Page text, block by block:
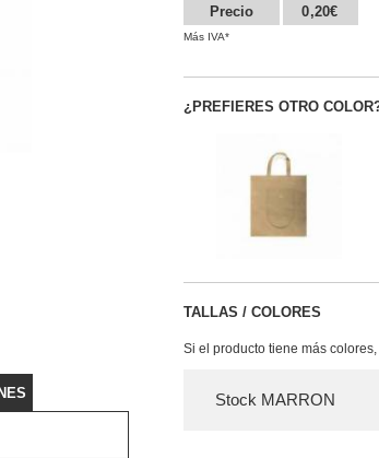
Precio
0,20€
Más IVA*
¿PREFIERES OTRO
TALLAS / COLORES
Si el producto tiene más
Stock MARRON